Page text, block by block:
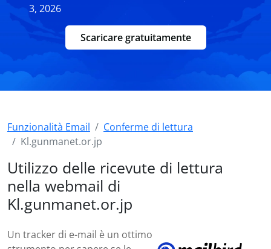
3, 2026
Scaricare gratuitamente
Funzionalità Email
Conferme di lettura
Kl.gunmanet.or.jp
Utilizzo delle ricevute di lettura
nella webmail di
Kl.gunmanet.or.jp
Un tracker di e-mail è un ottimo